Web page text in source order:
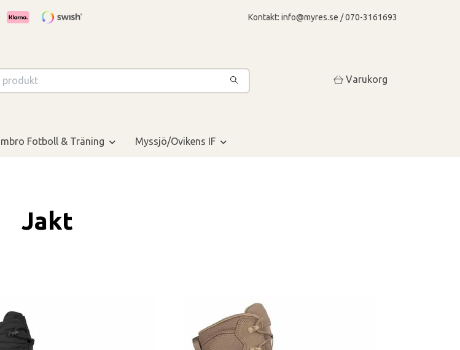
Kontakt: info@myres.se / 070-3161693
Varukorg
Fotboll & Träning Myssjö/Ovikens IF
Jakt